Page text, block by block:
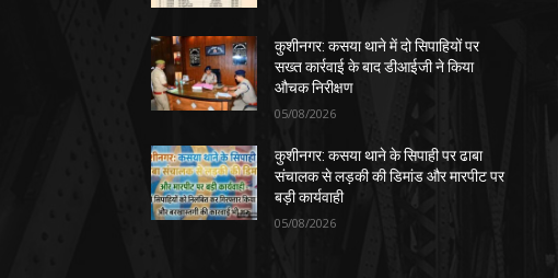
कुशीनगर: कसया थाने में दो सिपाहियों पर
सख्त कार्रवाई के बाद डीआईजी ने किया
औचक निरीक्षण
05/08/2026
कुशीनगर: कसया थाने के सिपाही पर ढाबा
संचालक से लड़की की डिमांड और मारपीट पर
बड़ी कार्यवाही
05/08/2026